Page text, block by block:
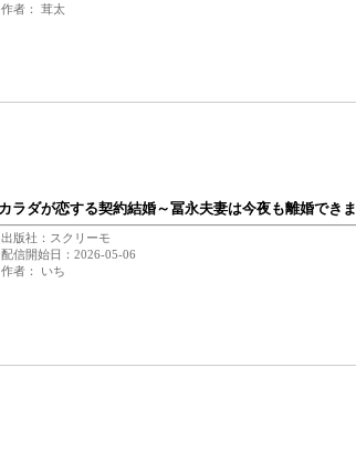
作者： 茸太
カラダが恋する契約結婚～冨永夫妻は今夜も離婚でき
出版社：スクリーモ
配信開始日：2026-05-06
作者： いち